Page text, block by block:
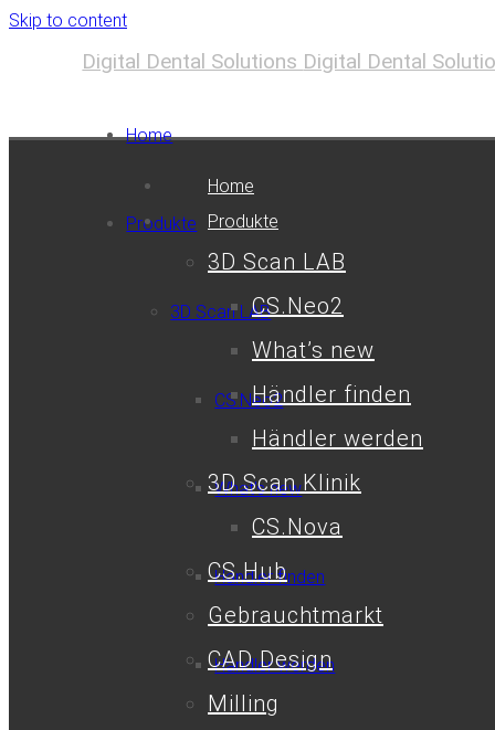
Skip to content
Digital Dental Solutions Digital Dental
Home
Produkte
3D Scan LAB
CS.Neo2
What’s new
Händler finden
Händler werden
Home
Produkte
3D Scan LAB
CS.Neo2
What’s new
Händler finden
Händler werden
3D Scan Klinik
CS.Nova
CS.Hub
Gebrauchtmarkt
CAD Design
Milling